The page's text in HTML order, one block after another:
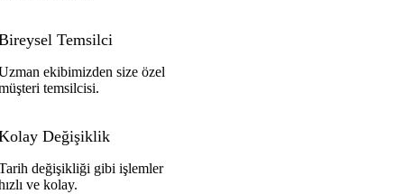
Temsilci
ekibimizden size özel
temsilcisi.
Değişiklik
değişikliği gibi işlemler
ve kolay.